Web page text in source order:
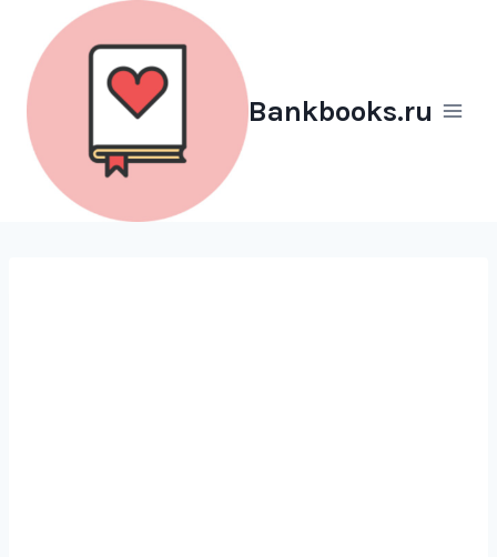
Перейти
содержимому
Bankbooks.ru